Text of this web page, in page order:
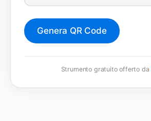
Genera QR Code
Strumento gratuito offerto da